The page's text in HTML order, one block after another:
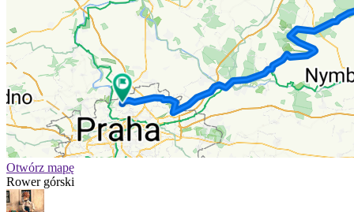
Otwórz mapę
Rower górski